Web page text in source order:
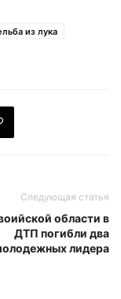
из лука
Следующая статья
области в
ДТП погибли два
лидера